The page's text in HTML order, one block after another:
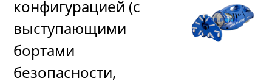
конфигурацией (с
выступающими
бортами
безопасности,